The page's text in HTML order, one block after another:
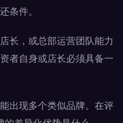
条件。
长，或总部运营团队能力
者自身或店长必须具备一
出现多个类似品牌。在评